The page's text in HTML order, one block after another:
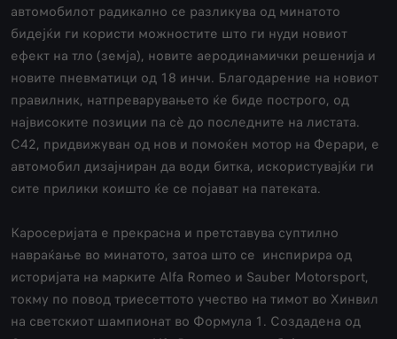
автомобилот радикално се разликува од минатото
бидејќи ги користи можностите што ги нуди новиот
ефект на тло (земја), новите аеродинамички решенија и
новите пневматици од 18 инчи. Благодарение на новиот
правилник, натпреварувањето ќе биде построго, од
највисоките позиции па сè до последните на листата.
C42, придвижуван од нов и помоќен мотор на Ферари, е
автомобил дизајниран да води битка, искористувајќи ги
сите прилики коишто ќе се појават на патеката.
Каросеријата е прекрасна и претставува суптилно
навраќање во минатото, затоа што се инспирира од
историјата на марките Alfa Romeo и Sauber Motorsport,
токму по повод триесеттото учество на тимот во Хинвил
на светскиот шампионат во Формула 1. Создадена од